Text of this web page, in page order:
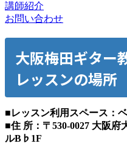
講師紹介
お問い合わせ
大阪梅田ギター
レッスンの場所
■レッスン利用スペース：
■住 所：〒530-0027 大阪
ルB♭1F